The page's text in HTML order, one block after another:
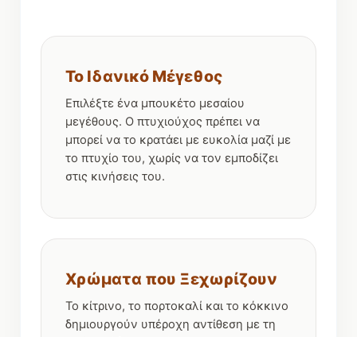
Το Ιδανικό Μέγεθος
Επιλέξτε ένα μπουκέτο μεσαίου
μεγέθους. Ο πτυχιούχος πρέπει να
μπορεί να το κρατάει με ευκολία μαζί με
το πτυχίο του, χωρίς να τον εμποδίζει
στις κινήσεις του.
Χρώματα που Ξεχωρίζουν
Το κίτρινο, το πορτοκαλί και το κόκκινο
δημιουργούν υπέροχη αντίθεση με τη